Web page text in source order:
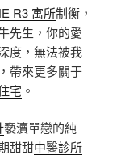
R3 寓所制衡，
先生，你的愛
度，無法被我
帶來更多關于
宅 。
褻瀆單戀的純
甜甜中醫診所